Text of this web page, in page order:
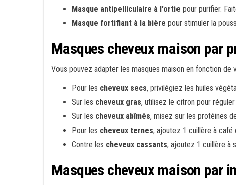
Masque antipelliculaire à l’ortie pour purifier.
Masque fortifiant à la bière pour stimuler la
Masques cheveux maison par
Vous pouvez adapter les masques maison en fonction de
Pour les cheveux secs, privilégiez les huiles
Sur les cheveux gras, utilisez le citron pour
Sur les cheveux abîmés, misez sur les protéines
Pour les cheveux ternes, ajoutez 1 cuillère à café
Contre les cheveux cassants, ajoutez 1 cuillère à
Masques cheveux maison par